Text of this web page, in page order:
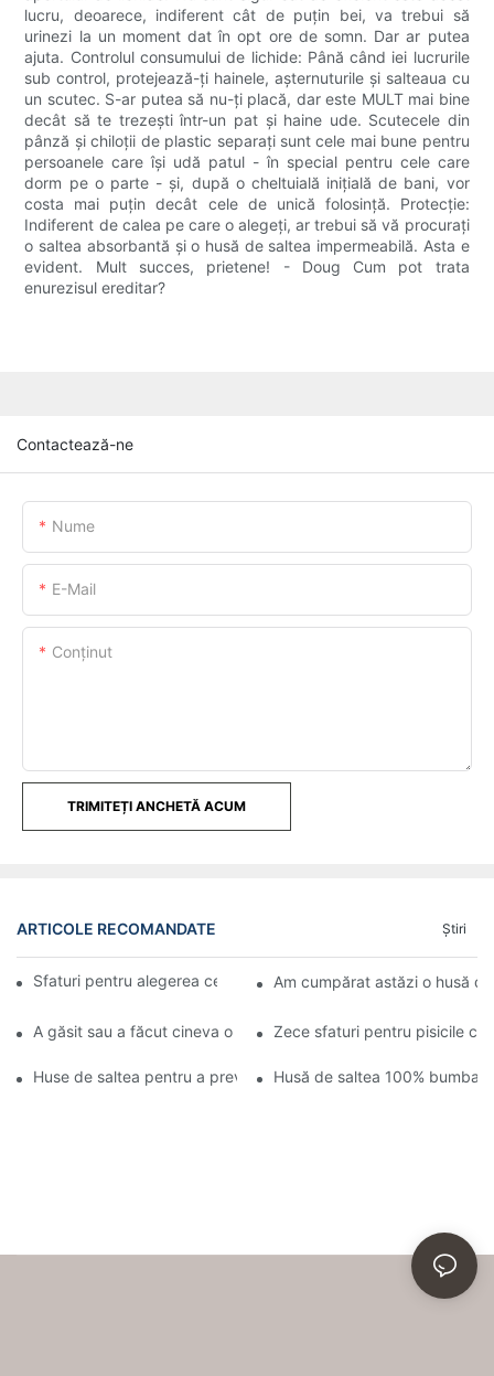
lucru, deoarece, indiferent cât de puțin bei, va trebui să
urinezi la un moment dat în opt ore de somn. Dar ar putea
ajuta. Controlul consumului de lichide: Până când iei lucrurile
sub control, protejează-ți hainele, așternuturile și salteaua cu
un scutec. S-ar putea să nu-ți placă, dar este MULT mai bine
decât să te trezești într-un pat și haine ude. Scutecele din
pânză și chiloții de plastic separați sunt cele mai bune pentru
persoanele care își udă patul - în special pentru cele care
dorm pe o parte - și, după o cheltuială inițială de bani, vor
costa mai puțin decât cele de unică folosință. Protecție:
Indiferent de calea pe care o alegeți, ar trebui să vă procurați
o saltea absorbantă și o husă de saltea impermeabilă. Asta e
evident. Mult succes, prietene! - Doug Cum pot trata
enurezisul ereditar?
Contactează-ne
Nume
E-Mail
Conţinut
TRIMITEȚI ANCHETĂ ACUM
ARTICOLE RECOMANDATE Ştiri
Sfaturi pentru alegerea celei mai bune huse de saltea
Am cumpărat astăzi o husă
A găsit sau a făcut cineva o husă pentru o husă de saltea tip
Zece sfaturi pentru pisicile
Huse de saltea pentru a preveni ploșnițele și mușcăturile lor
Husă de saltea 100% bumbac